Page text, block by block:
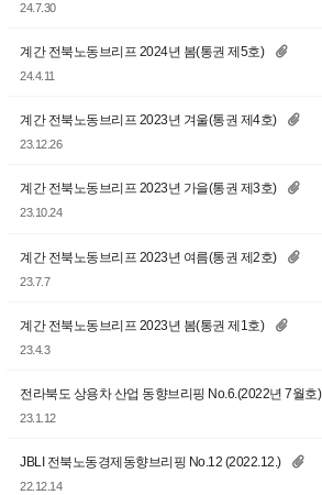
24.7.30
계간 전북노동브리프 2024년 봄(통권 제5호)
24.4.11
계간 전북노동브리프 2023년 겨울(통권 제4호)
23.12.26
계간 전북노동브리프 2023년 가을(통권 제3호)
23.10.24
계간 전북노동브리프 2023년 여름(통권 제2호)
23.7.7
계간 전북노동브리프 2023년 봄(통권 제1호)
23.4.3
전라북도 상용차 산업 동향브리핑 No.6.(2022년 7월호)
23.1.12
JBLI 전북노동경제동향브리핑 No.12 (2022.12.)
22.12.14